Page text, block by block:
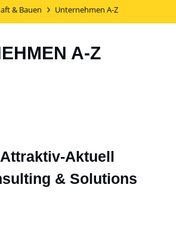
& Bauen Unternehmen A-Z
A-Z
Aktuell
& Solutions